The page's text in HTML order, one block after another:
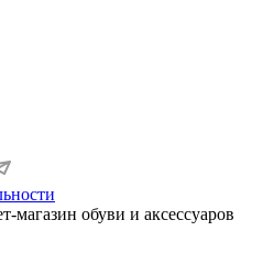
магазин обуви и аксессуаров